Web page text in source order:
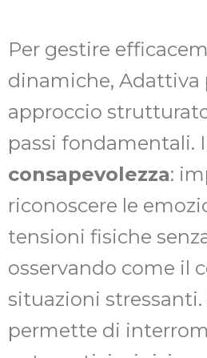
Per gestire
dinamiche, Adattiva
approccio
passi fondamentali.
consapevolezza:
riconoscere le
tensioni fisiche
osservando come il
situazioni
permette di